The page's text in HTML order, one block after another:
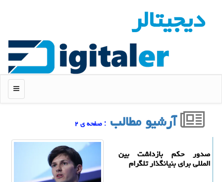
دیجیتالر
منو
آرشیو مطالب : صفحه ی ۲
صدور حکم بازداشت بین
المللی برای بنیانگذار تلگرام